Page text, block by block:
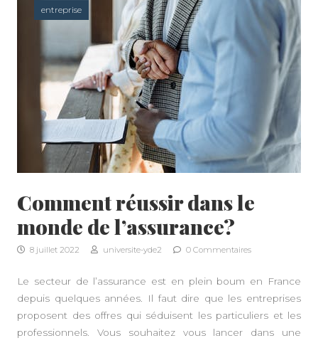
entreprise
Comment réussir dans le
monde de l’assurance?
8 juillet 2022 universite-yde2 0 Commentaires
Le secteur de l’assurance est en plein boum en France
depuis quelques années. Il faut dire que les entreprises
proposent des offres qui séduisent les particuliers et les
professionnels. Vous souhaitez vous lancer dans une